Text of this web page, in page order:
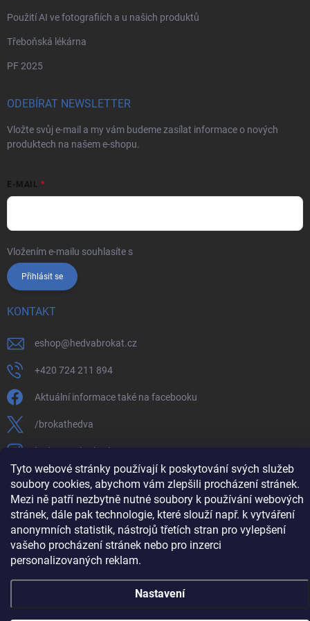
Tyto webové stránky používají k poskytování svých služeb
soubory cookies, abychom vám zlepšili procházení stránek.
Mezi ně patří nezbytně nutné soubory k používání webových
stránek, dále pak technologie, které slouží např. k vytváření
anonymních statistik, nástrojů třetích stran pro vylepšení
vašeho procházení stránek nebo pro inzerci
personalizovaných reklam.
Nastavení
Použití AI ve fotografiích a u našich produktů
Třeboňská lékárna
PF 2025
ODEBÍRAT NEWSLETTER
Vložte svůj e-mail a my vám budeme zasílat informace o nových
produktech na našem e-shopu.
E-MAIL
Vložením e-mailu souhlasíte s
Přihlásit se
KONTAKT
eshop@hedvabrokat.cz
+420 724 211 894
Aktuální informace také na facebooku
/brokathedva
hedva_cesky_brokat
https://www.youtube.com/channel/
Vytvořil Shoptet
Copyright 2026Hedva ČESKÝ BROKÁT. Všechna práva vyhrazena.
nastavení cookies